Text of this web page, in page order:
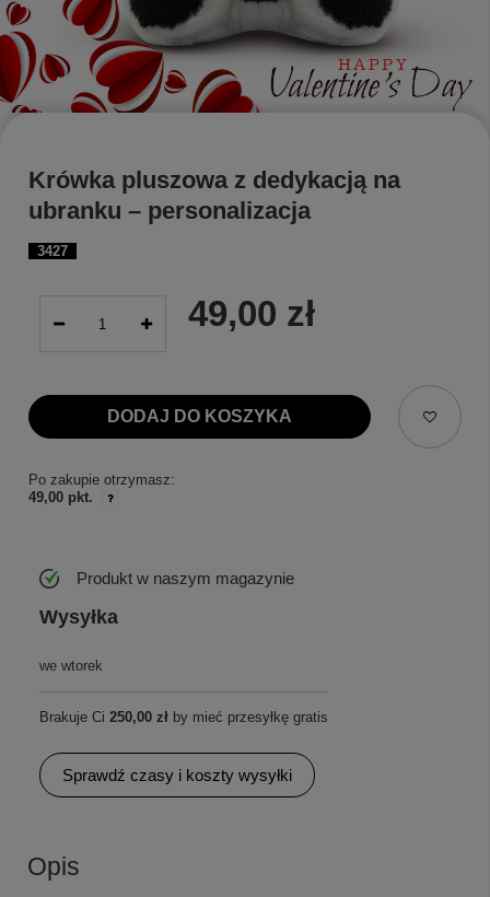
3427
Krówka pluszowa z dedykacją na
ubranku – personalizacja
49,00 zł
DODAJ DO KOSZYKA
Po zakupie otrzymasz:
49,00 pkt.
Produkt w naszym magazynie
Wysyłka
we wtorek
Brakuje Ci 250,00 zł by mieć przesyłkę gratis
Sprawdź czasy i koszty wysyłki
Opis